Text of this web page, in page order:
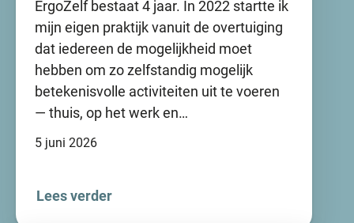
5 juni 2026
ErgoZelf bestaat 4 jaar. In 2022 startte ik
mijn eigen praktijk vanuit de overtuiging
dat iedereen de mogelijkheid moet
hebben om zo zelfstandig mogelijk
betekenisvolle activiteiten uit te voeren
— thuis, op het werk en…
Lees verder